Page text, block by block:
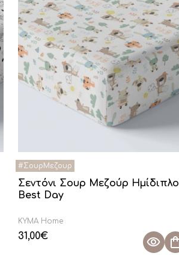
Σεντόνι Σουρ Μεζούρ Ημίδιπλο
Best Day
KYMA Home
31,00€